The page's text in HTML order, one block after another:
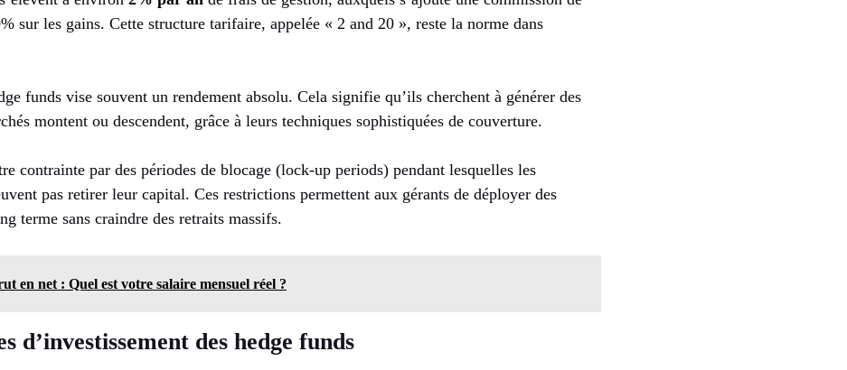
sur les gains. Cette structure tarifaire, appelée « 2 and 20 », reste la norme dans
funds vise souvent un rendement absolu. Cela signifie qu’ils cherchent à générer des
montent ou descendent, grâce à leurs techniques sophistiquées de couverture.
contrainte par des périodes de blocage (lock-up periods) pendant lesquelles les
pas retirer leur capital. Ces restrictions permettent aux gérants de déployer des
terme sans craindre des retraits massifs.
en net : Quel est votre salaire mensuel réel ?
d’investissement des hedge funds